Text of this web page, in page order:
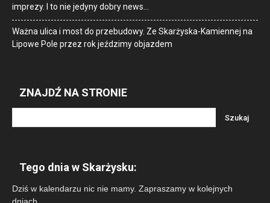
imprezy. I to nie jedyny dobry news…
Ważna ulica i most do przebudowy. Ze Skarżyska-Kamiennej na
Lipowe Pole przez rok jeździmy objazdem
ZNAJDŹ NA STRONIE
Tego dnia w Skarżysku:
Dziś w kalendarzu nic nie mamy. Zapraszamy w kolejnych